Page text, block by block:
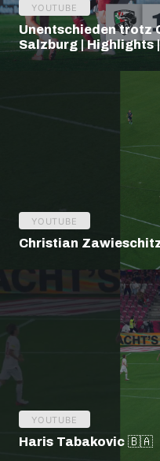
YOUTUBE
Unentschieden trotz
Salzburg | Highlights
Bundesliga
YOUTUBE
Christian
YOUTUBE
Haris Tabakovic 🇧🇦